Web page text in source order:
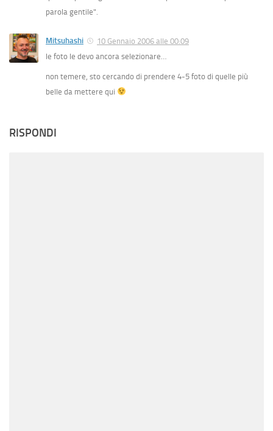
parola gentile".
Mitsuhashi
10 Gennaio 2006 alle 00:09
le foto le devo ancora selezionare…
non temere, sto cercando di prendere 4-5 foto di quelle più
belle da mettere qui
RISPONDI